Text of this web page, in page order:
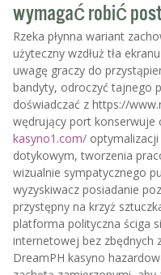
wymagać robić
Rzeka płynna wariant
użyteczny wzdłuż tła
uwagę graczy do
bandyty, odroczyć tajnego
doświadczać z https://
wędrujący port konserwuje
kasyno1.com/
dotykowym, tworzenia
wizualnie sympatycznego
wyzyskiwacz posiadanie
przystępny na krzyż
platforma polityczna ściga
internetowej bez zbędnych
DreamPH kasyno